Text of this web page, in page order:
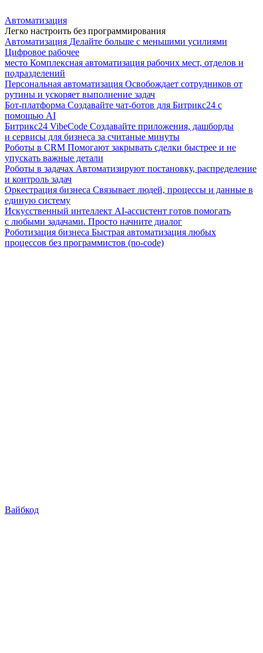
Автоматизация
Легко настроить без программирования
Автоматизация Делайте больше с меньшими усилиями
Цифровое рабочее
место Комплексная автоматизация рабочих мест, отделов и
подразделений
Персональная автоматизация Освобождает сотрудников от
рутины и ускоряет выполнение задач
Бот-платформа Создавайте чат-ботов для Битрикс24 с
помощью AI
Битрикс24 VibeCode Создавайте приложения, дашборды
и сервисы для бизнеса за считаные минуты
Роботы в CRM Помогают закрывать сделки быстрее и не
упускать важные детали
Роботы в задачах Автоматизируют постановку, распределение
и контроль задач
Оркестрация бизнеса Связывает людей, процессы и данные в
единую систему
Искусственный интеллект AI-ассистент готов помогать
с любыми задачами. Просто начните диалог
Роботизация бизнеса Быстрая автоматизация любых
процессов без программистов (no-code)
Вайбкод